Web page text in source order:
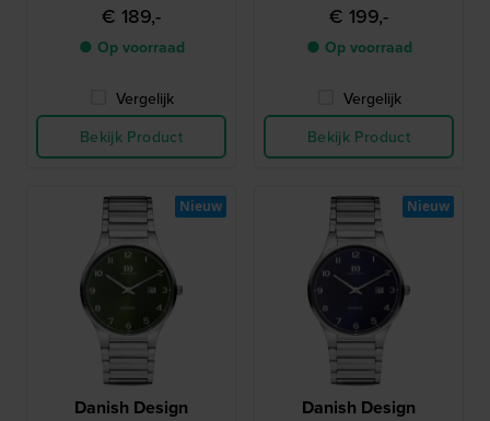
€ 189,-
● Op voorraad
Vergelijk
Bekijk Product
€ 199,-
● Op voorraad
Vergelijk
Bekijk Product
Danish Design
Nieuw
Danish Design
Nieuw